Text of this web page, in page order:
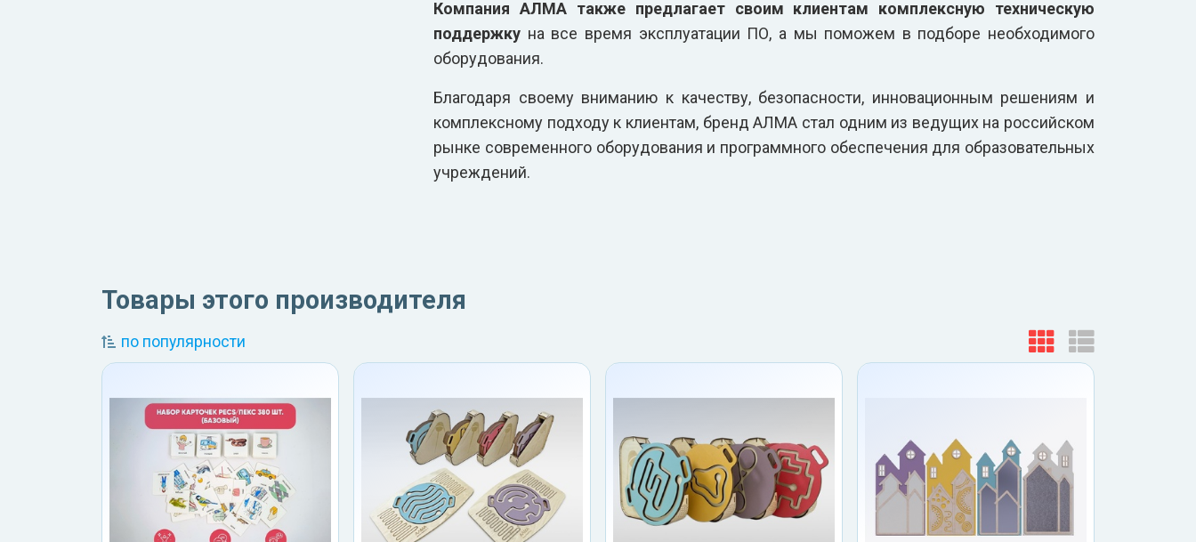
Компания АЛМА также предлагает своим клиентам комплексную техническую
поддержку на все время эксплуатации ПО, а мы поможем в подборе необходимого
оборудования.
Благодаря своему вниманию к качеству, безопасности, инновационным решениям и
комплексному подходу к клиентам, бренд АЛМА стал одним из ведущих на российском
рынке современного оборудования и программного обеспечения для образовательных
учреждений.
Товары этого производителя
по популярности